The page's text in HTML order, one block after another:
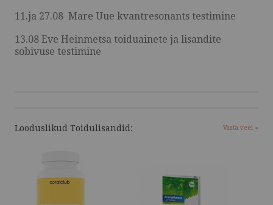
by ShopRoller
11.ja 27.08 Mare Uue kvantresonants testimine
13.08 Eve Heinmetsa toiduainete ja lisandite
sobivuse testimine
Looduslikud Toidulisandid: Vaata veel »